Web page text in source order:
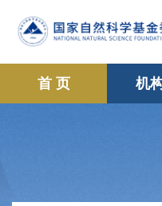
首 页 机